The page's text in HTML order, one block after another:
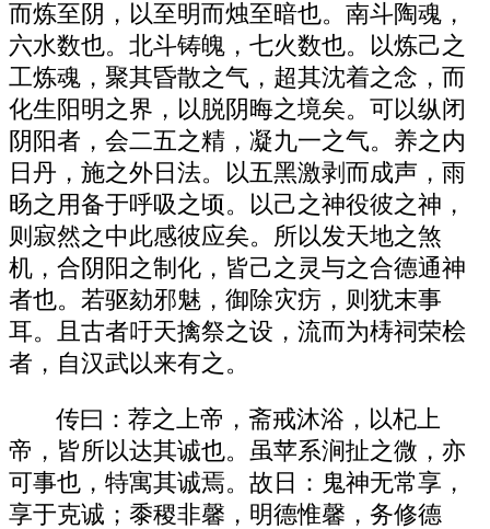
而炼至阴，以至明而烛至暗也。南斗陶魂，
六水数也。北斗铸魄，七火数也。以炼己之
工炼魂，聚其昏散之气，超其沈着之念，而
化生阳明之界，以脱阴晦之境矣。可以纵闭
阴阳者，会二五之精，凝九一之气。养之内
日丹，施之外日法。以五黑激剥而成声，雨
旸之用备于呼吸之顷。以己之神役彼之神，
则寂然之中此感彼应矣。所以发天地之煞
机，合阴阳之制化，皆己之灵与之合德通神
者也。若驱劾邪魅，御除灾疠，则犹末事
耳。且古者吁天擒祭之设，流而为梼祠荣桧
者，自汉武以来有之。
传曰：荐之上帝，斋戒沐浴，以杞上
帝，皆所以达其诚也。虽苹系涧扯之微，亦
可事也，特寓其诚焉。故日：鬼神无常享，
享于克诚；黍稷非馨，明德惟馨，务修德